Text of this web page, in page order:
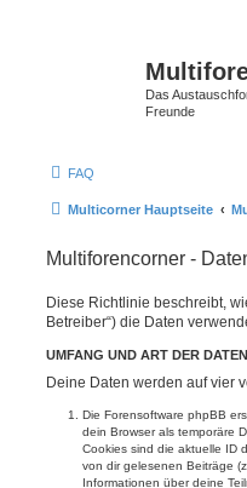
Das
Freunde
FAQ
Multicorner Hauptseite
Multiforencorner -
Diese Richtlinie beschreibt,
Betreiber“) die Daten
UMFANG UND ART DER
Deine Daten werden auf vier
Die Forensoftware phpBB
dein Browser als temporäre
Cookies sind die aktuelle ID
von dir gelesenen Beiträge
Informationen über deine